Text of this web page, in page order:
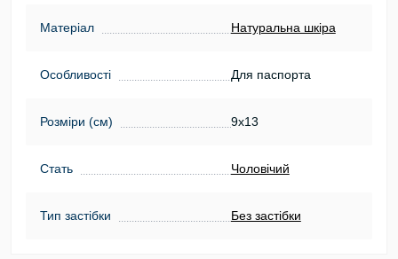
Матеріал Натуральна шкіра
Особливості Для паспорта
Розміри (см) 9х13
Стать Чоловічий
Тип застібки Без застібки